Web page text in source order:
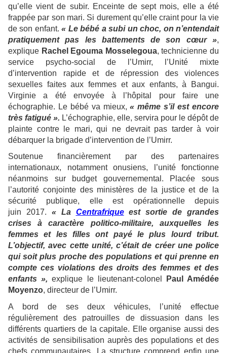
qu’elle vient de subir. Enceinte de sept mois, elle a été
frappée par son mari. Si durement qu’elle craint pour la vie
de son enfant.« Le bébé a subi un choc, on n’entendait
pratiquement pas les battements de son cœur »,
explique Rachel Egouma Mosselegoua, technicienne du
service psycho-social de l’Umirr, l’Unité mixte
d’intervention rapide et de répression des violences
sexuelles faites aux femmes et aux enfants, à Bangui.
Virginie a été envoyée à l’hôpital pour faire une
échographie. Le bébé va mieux,« même s’il est encore
très fatigué ». L’échographie, elle, servira pour le dépôt de
plainte contre le mari, qui ne devrait pas tarder à voir
débarquer la brigade d’intervention de l’Umirr.
Soutenue financièrement par des partenaires
internationaux, notamment onusiens, l’unité fonctionne
néanmoins sur budget gouvernemental. Placée sous
l’autorité conjointe des ministères de la justice et de la
sécurité publique, elle est opérationnelle depuis
juin 2017. « La Centrafriqueest sortie de grandes
crises à caractère politico-militaire, auxquelles les
femmes et les filles ont payé le plus lourd tribut.
L’objectif, avec cette unité, c’était de créer une police
qui soit plus proche des populations et qui prenne en
compte ces violations des droits des femmes et des
enfants », explique le lieutenant-colonel
Paul Amédée
Moyenzo, directeur de l’Umirr.
A bord de ses deux véhicules, l’unité effectue
régulièrement des patrouilles de dissuasion dans les
différents quartiers de la capitale. Elle organise aussi des
activités de sensibilisation auprès des populations et des
chefs communautaires. La structure comprend enfin une